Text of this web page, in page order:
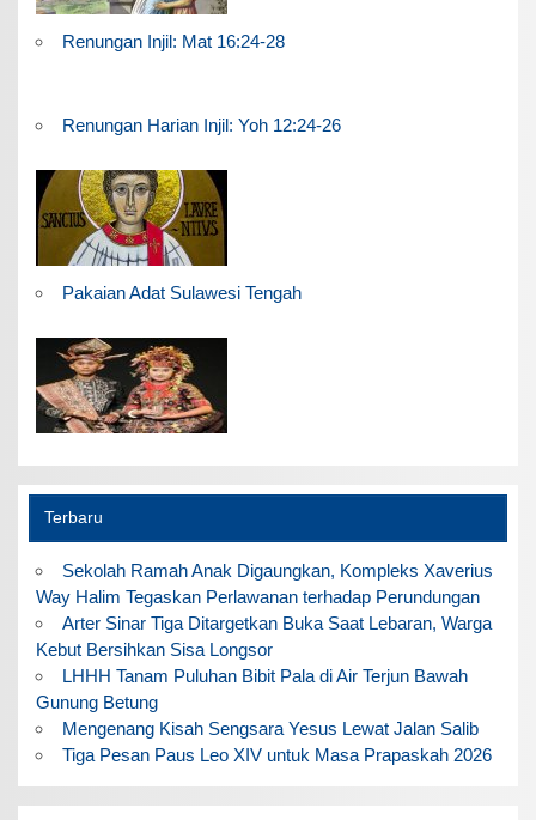
Renungan Injil: Mat 16:24-28
Renungan Harian Injil: Yoh 12:24-26
Pakaian Adat Sulawesi Tengah
Terbaru
Sekolah Ramah Anak Digaungkan, Kompleks Xaverius
Way Halim Tegaskan Perlawanan terhadap Perundungan
Arter Sinar Tiga Ditargetkan Buka Saat Lebaran, Warga
Kebut Bersihkan Sisa Longsor
LHHH Tanam Puluhan Bibit Pala di Air Terjun Bawah
Gunung Betung
Mengenang Kisah Sengsara Yesus Lewat Jalan Salib
Tiga Pesan Paus Leo XIV untuk Masa Prapaskah 2026